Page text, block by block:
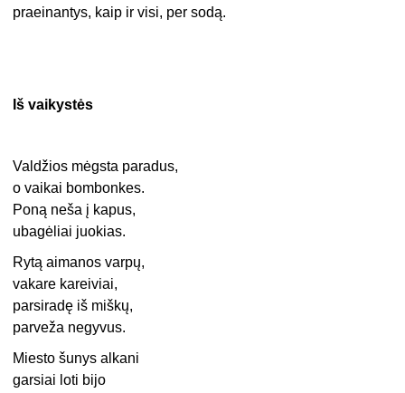
praeinantys, kaip ir visi, per sodą.
Iš vaikystės
Valdžios mėgsta paradus,
o vaikai bombonkes.
Poną neša į kapus,
ubagėliai juokias.
Rytą aimanos varpų,
vakare kareiviai,
parsiradę iš miškų,
parveža negyvus.
Miesto šunys alkani
garsiai loti bijo